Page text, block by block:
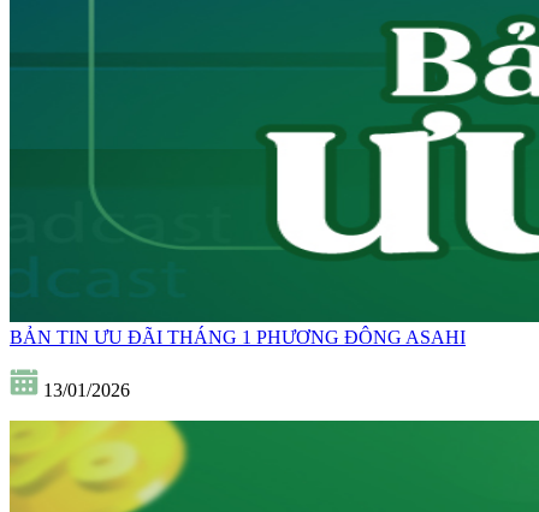
BẢN TIN ƯU ĐÃI THÁNG 1 PHƯƠNG ĐÔNG ASAHI
13/01/2026